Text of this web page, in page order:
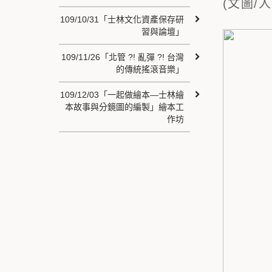
(文圖/
109/10/31「士林文化資產保存研
習與論壇」
109/11/26「北管 ?! 亂彈 ?! 台灣
的傳統搖滾音樂」
109/12/03「一起做繪本—士林繪
本故事與分鏡圖的編製」繪本工
作坊